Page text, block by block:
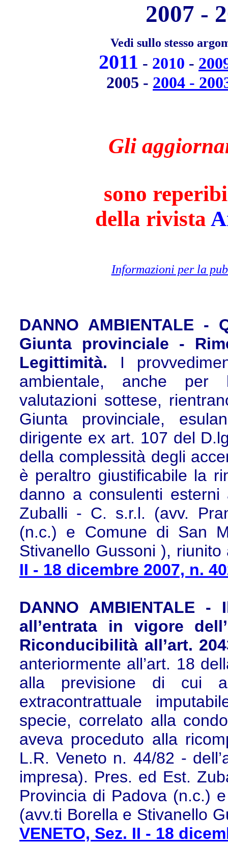
2007 -
Vedi sullo stesso
2011 - 2010 -
2005 - 2004 -
Gli
sono
della rivista
Informazioni per la
DANNO AMBIENTALE -
Giunta provinciale -
Legittimità. I
ambientale, anche per
valutazioni sottese,
Giunta provinciale,
dirigente ex art. 107 del
della complessità degli
è peraltro giustificabile la
danno a consulenti esterni
Zuballi - C. s.r.l. (avv.
(n.c.) e Comune di San
Stivanello Gussoni ),
II - 18 dicembre 2007, n.
DANNO AMBIENTALE
all’entrata in vigore
Riconducibilità all’art.
anteriormente all’art. 18
alla previsione di cui
extracontrattuale
specie, correlato alla
aveva proceduto alla
L.R. Veneto n. 44/82 -
impresa). Pres. ed Est.
Provincia di Padova (n.c.)
(avv.ti Borella e Stivanello
VENETO, Sez. II - 18